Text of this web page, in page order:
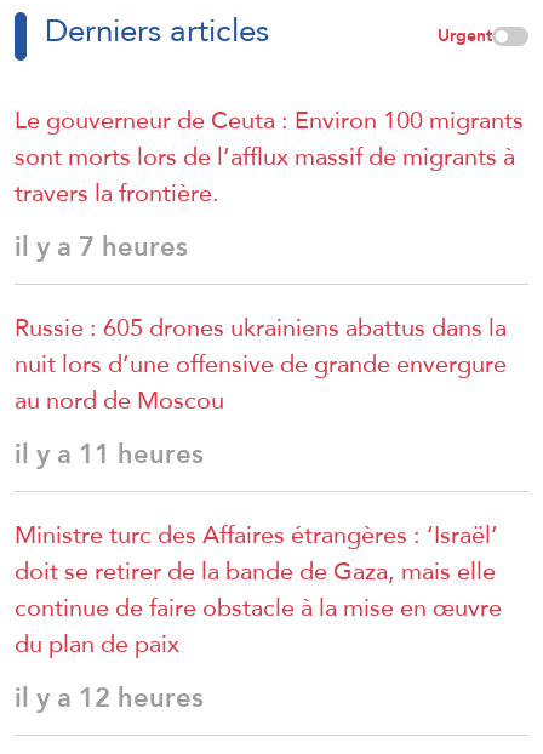
Derniers articles Urgent
Le gouverneur de Ceuta : Environ 100 migrants
sont morts lors de l’afflux massif de migrants à
travers la frontière.
il y a 7 heures
Russie : 605 drones ukrainiens abattus dans la
nuit lors d’une offensive de grande envergure
au nord de Moscou
il y a 11 heures
Ministre turc des Affaires étrangères : ‘Israël’
doit se retirer de la bande de Gaza, mais elle
continue de faire obstacle à la mise en œuvre
du plan de paix
il y a 12 heures